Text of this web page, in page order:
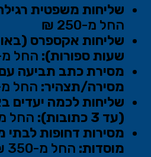
שליחות משפטית
החל מ-250 ₪
שליחות אקספרס
שעות ספורות): החל מ-320
מסירת כתב תביעה
מסירה/תצהיר: החל מ-
שליחות לכמה יעדים
(עד 3 כתובות):
החל מ-
מסירות דחופות לבתי
מוסדות: החל מ-350 ₪